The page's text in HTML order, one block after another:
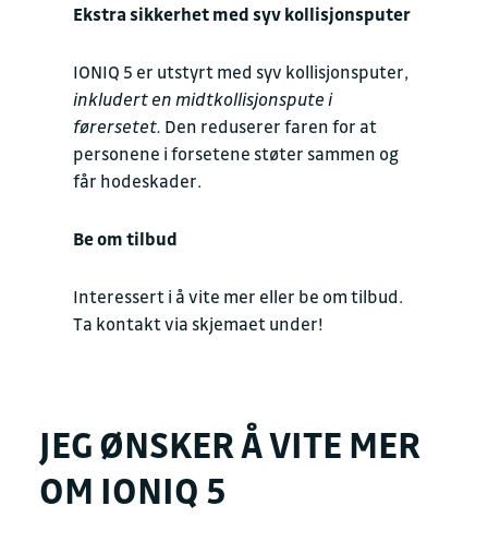
Ekstra sikkerhet med syv kollisjonsputer
IONIQ 5 er utstyrt med syv kollisjonsputer,
inkludert en midtkollisjonspute i
førersetet. Den reduserer faren for at
personene i forsetene støter sammen og
får hodeskader.
Be om tilbud
Interessert i å vite mer eller be om tilbud.
Ta kontakt via skjemaet under!
JEG ØNSKER Å VITE MER
OM IONIQ 5